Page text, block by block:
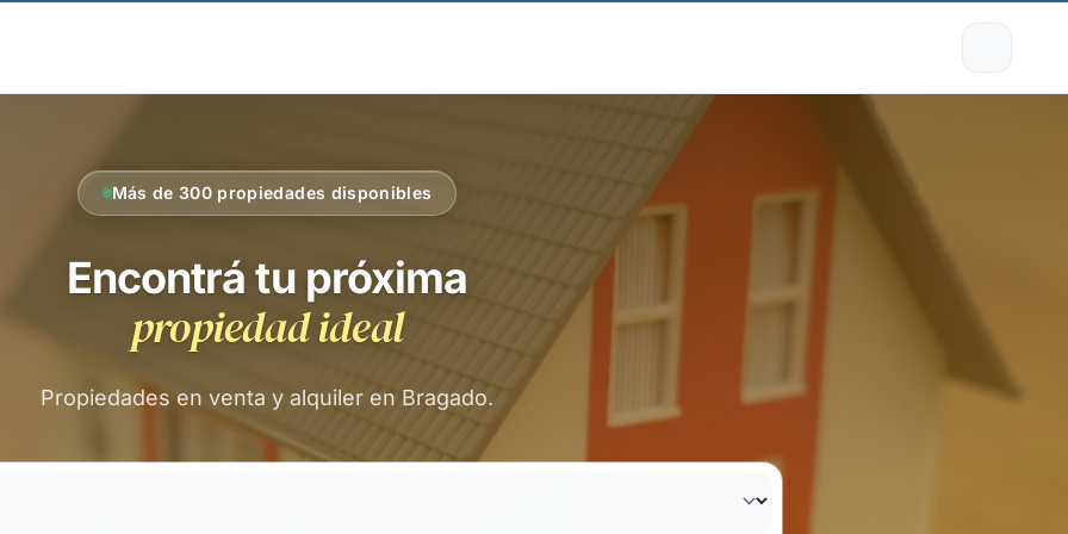
Más de 300 propiedades disponibles
Encontrá tu próxima
propiedad ideal
Propiedades en venta y alquiler en Bragado.